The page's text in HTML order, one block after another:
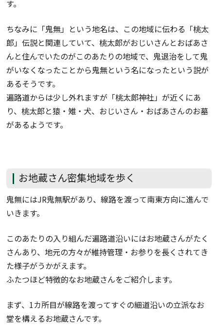
す。
ちなみに「鬼無」という地名は、この地域に伝わる「桃太
郎」伝説と関連していて、桃太郎がおじいさんとおばあさ
んと住んでいたのがこのあたりの地域で、鬼退治をして鬼
がいなくなったことから鬼無という名になったという説が
あるそうです。
遍路道からは少し外れますが「桃太郎神社」が近くにあ
り、桃太郎と猿・雉・犬、おじいさん・おばあさんのお墓
があるようです。
お地蔵さん密集地域を歩く
鬼無にはJR鬼無駅があり、線路を渡って南東方向に進んで
いきます。
このあたりの入り組んだ遍路道沿いにはお地蔵さんがたく
さんあり、地元の方々が維持管理・お参りを長くされてき
た様子がうかがえます。
ふたつほど特徴的なお地蔵さんをご紹介します。
まず、1カ所目が線路を渡ってすぐの細道沿いの立派なお
堂を構えるお地蔵さんです。